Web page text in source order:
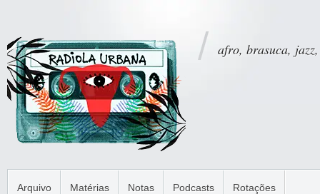
afro, brasuca,
Arquivo Matérias Notas Podcasts Rotações